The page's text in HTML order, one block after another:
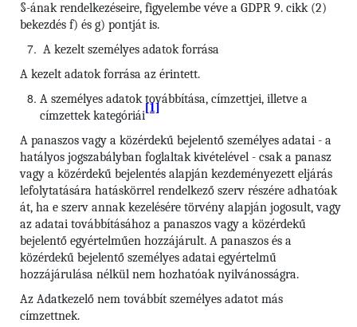
§-ának rendelkezéseire, figyelembe véve a GDPR 9. cikk (2)
bekezdés f) és g) pontját is.
A kezelt személyes adatok forrása
A kezelt adatok forrása az érintett.
A személyes adatok továbbítása, címzettjei, illetve a
címzettek kategóriái
[1]
A panaszos vagy a közérdekű bejelentő személyes adatai - a
hatályos jogszabályban foglaltak kivételével - csak a panasz
vagy a közérdekű bejelentés alapján kezdeményezett eljárás
lefolytatására hatáskörrel rendelkező szerv részére adhatóak
át, ha e szerv annak kezelésére törvény alapján jogosult, vagy
az adatai továbbításához a panaszos vagy a közérdekű
bejelentő egyértelműen hozzájárult. A panaszos és a
közérdekű bejelentő személyes adatai egyértelmű
hozzájárulása nélkül nem hozhatóak nyilvánosságra.
Az Adatkezelő nem továbbít személyes adatot más
címzettnek.